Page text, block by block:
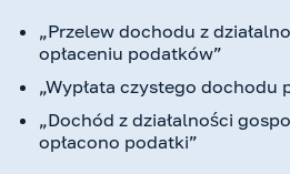
„Przelew dochodu z
opłaceniu podatków”
„Wypłata czystego dochodu
„Dochód z działalności
opłacono podatki”